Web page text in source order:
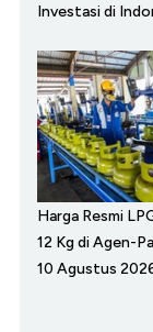
Investasi di
Harga Resmi
12 Kg di Agen-
10 Agustus